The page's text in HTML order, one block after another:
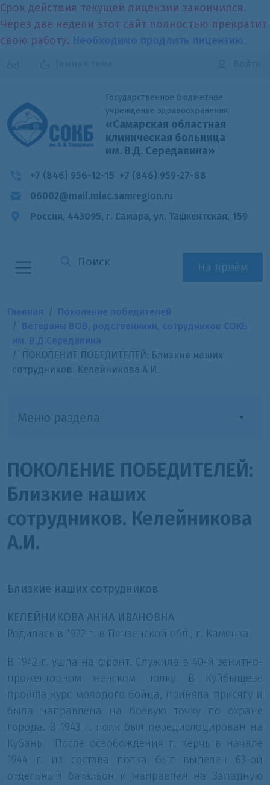
Срок действия текущей лицензии закончился.
Через две недели этот сайт полностью прекратит
свою работу.
Государственное бюджетное
учреждение здравоохранения
«Самарская областная
клиническая больница
им. В.Д. Середавина»
+7 (846) 956-12-15 +7 (846) 959-27-88
06002@mail.miac.samregion.ru
Россия, 443095, г. Самара, ул. Ташкентская, 159
На приём
ПОКОЛЕНИЕ ПОБЕДИТЕЛЕЙ: Близкие наших
сотрудников. Келейникова А.И.
Меню раздела
ПОКОЛЕНИЕ ПОБЕДИТЕЛЕЙ:
Близкие наших
сотрудников. Келейникова
А.И.
Близкие наших сотрудников
КЕЛЕЙНИКОВА АННА ИВАНОВНА
Родилась в 1922 г. в Пензенской обл., г. Каменка.
В 1942 г. ушла на фронт. Служила в 40-й зенитно-
прожекторном женском полку. В Куйбышеве
прошла курс молодого бойца, приняла присягу и
была направлена на боевую точку по охране
города. В 1943 г. полк был передислоцирован на
Кубань. После освобождения г. Керчь в начале
1944 г. из состава полка был выделен 63-ой
отдельный батальон и направлен на Западную